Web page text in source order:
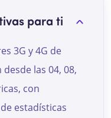
para ti
3G y 4G de
las 04, 08,
con
estadísticas